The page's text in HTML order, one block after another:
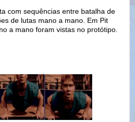
com sequências entre batalha de
de lutas mano a mano. Em Pit
a mano foram vistas no protótipo.